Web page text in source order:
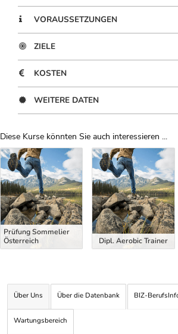
VORAUSSETZUNGEN
ZIELE
KOSTEN
WEITERE DATEN
Diese Kurse könnten Sie auch interessieren ...
Uber Weiterbildungsvorschläge
Prüfung Sommelier
Österreich
Dipl. Aerobic Trainer
Über Uns Über die Datenbank BIZ-
Wartungsbereich